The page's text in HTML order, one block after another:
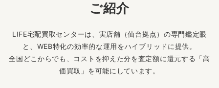
ご紹介
LIFE宅配買取センターは、実店舗（仙台拠点）の専門鑑定眼
と、WEB特化の効率的な運用をハイブリッドに提供。
全国どこからでも、コストを抑えた分を査定額に還元する「高
価買取」を可能にしています。